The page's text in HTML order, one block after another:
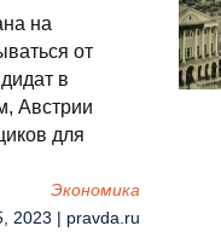
на
от
в
Австрии
для
Экономика
2023 | pravda.ru